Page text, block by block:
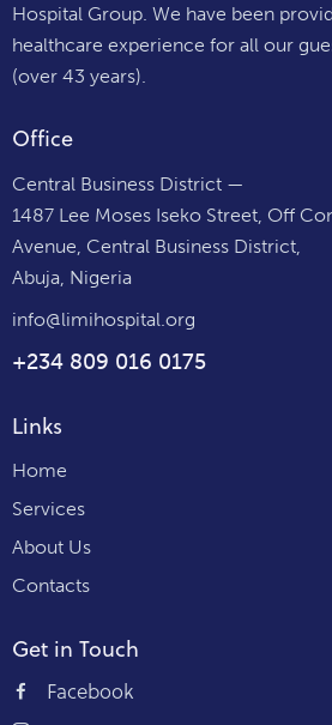
Hospital Group. We have been
healthcare experience for all our
(over 43 years).
Office
Central Business District —
1487 Lee Moses Iseko Street, Off
Avenue, Central Business District,
Abuja, Nigeria
info@limihospital.org
+234 809 016 0175
Links
Home
Services
About Us
Contacts
Get in Touch
Facebook